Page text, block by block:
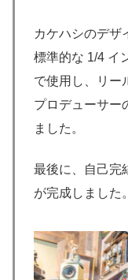
カケハシのデザ
標準的な 1/4 イ
で使用し、リー
プロデューサー
ました。
最後に、自己完
が完成しました。